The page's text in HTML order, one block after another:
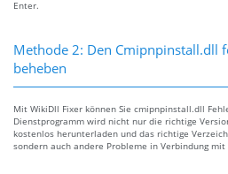
Enter.
Methode 2: Den Cmipnpinstall.dll
beheben
Mit WikiDll Fixer können Sie cmipnpinstall.dll
Dienstprogramm wird nicht nur die richtige
kostenlos herunterladen und das richtige
sondern auch andere Probleme in Verbindung